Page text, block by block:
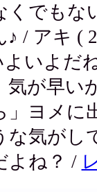
くでもな
♪ / アキ (
よいよだ
気が早い
」ヨメに
な気がし
よね？ /